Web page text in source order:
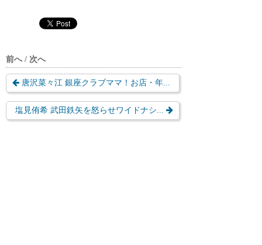
前へ / 次へ
唐沢菜々江 銀座クラブママ！お店・年...
塩見侑希 武田鉄矢を怒らせワイドナシ...